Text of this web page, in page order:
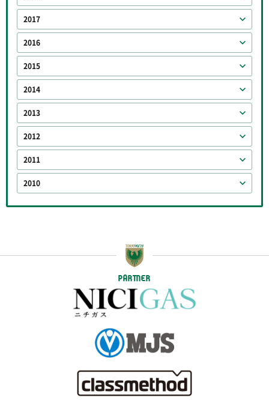
2017
2016
2015
2014
2013
2012
2011
2010
PARTNER